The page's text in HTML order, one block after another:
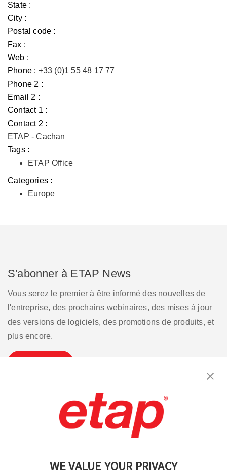
WE VALUE YOUR PRIVACY
State :
City :
Postal code :
Fax :
Web :
Phone : +33 (0)1 55 48 17 77
Phone 2 :
Email 2 :
Contact 1 :
Contact 2 :
ETAP - Cachan
Tags :
ETAP Office
Categories :
Europe
S'abonner à ETAP News
Vous serez le premier à être informé des nouvelles de
l'entreprise, des prochains webinaires, des mises à jour
des versions de logiciels, des promotions de produits, et
plus encore.
Contactez-nous. | Conditions d'utilisation
Politique de confidentialité | Plan du site